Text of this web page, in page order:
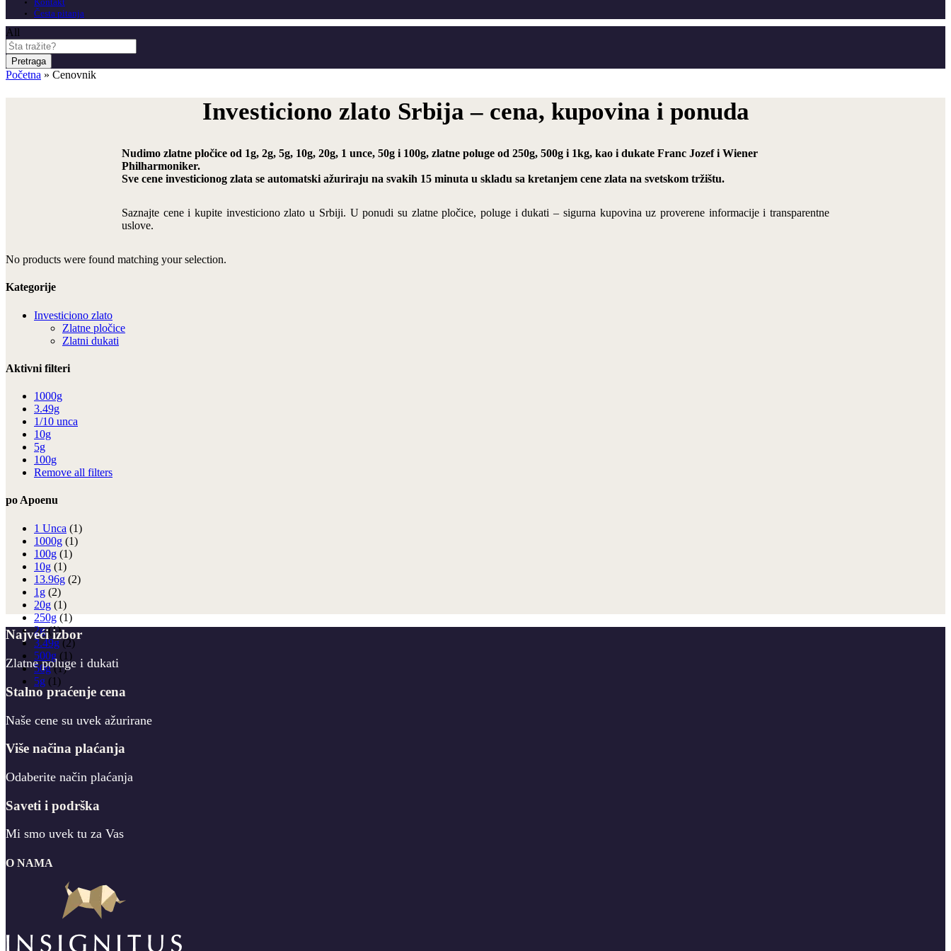
Česta pitanja
All
Pretraga
Početna » Cenovnik
Investiciono zlato Srbija – cena, kupovina i ponuda
Nudimo zlatne pločice od 1g, 2g, 5g, 10g, 20g, 1 unce, 50g i 100g, zlatne poluge od 250g, 500g i 1kg, kao i dukate Franc Jozef i Wiener
Philharmoniker.
Sve cene investicionog zlata se automatski ažuriraju na svakih 15 minuta u skladu sa kretanjem cene zlata na svetskom tržištu.
Saznajte cene i kupite investiciono zlato u Srbiji. U ponudi su zlatne pločice, poluge i dukati – sigurna kupovina uz proverene informacije i transparentne
uslove.
No products were found matching your selection.
Kategorije
Investiciono zlato
Zlatne pločice
Zlatni dukati
Aktivni filteri
1000g
3.49g
1/10 unca
10g
5g
100g
Remove all filters
po Apoenu
1 Unca (1)
1000g (1)
100g (1)
10g (1)
13.96g (2)
1g (2)
20g (1)
250g (1)
2g (1)
3.49g (2)
500g (1)
50g (1)
5g (1)
Najveći izbor
Zlatne poluge i dukati
Stalno praćenje cena
Naše cene su uvek ažurirane
Više načina plaćanja
Odaberite način plaćanja
Saveti i podrška
Mi smo uvek tu za Vas
O NAMA